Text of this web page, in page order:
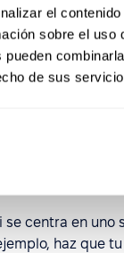
el
sobre el
de sus
saber
que
exactos
centra en uno
haz que